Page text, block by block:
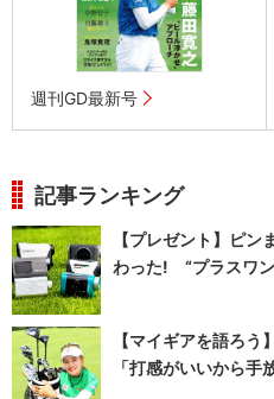
週刊GD最新号
記事ランキング
【プレゼント】ピ
わった! “プラスワ
【マイギアを語ろ
「打感がいいから手